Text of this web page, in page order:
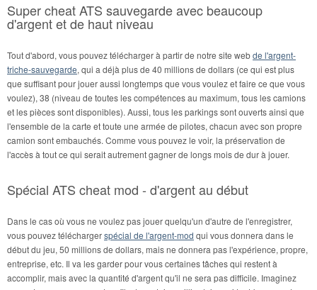
Super cheat ATS sauvegarde avec beaucoup
d'argent et de haut niveau
Tout d'abord, vous pouvez télécharger à partir de notre site webde l'argent-
triche-sauvegarde, qui a déjà plus de 40 millions de dollars (ce qui est plus
que suffisant pour jouer aussi longtemps que vous voulez et faire ce que vous
voulez), 38 (niveau de toutes les compétences au maximum, tous les camions
et les pièces sont disponibles). Aussi, tous les parkings sont ouverts ainsi que
l'ensemble de la carte et toute une armée de pilotes, chacun avec son propre
camion sont embauchés. Comme vous pouvez le voir, la préservation de
l'accès à tout ce qui serait autrement gagner de longs mois de dur à jouer.
Spécial ATS cheat mod - d'argent au début
Dans le cas où vous ne voulez pas jouer quelqu'un d'autre de l'enregistrer,
vous pouvez téléchargerspécial de l'argent-mod qui vous donnera dans le
début du jeu, 50 millions de dollars, mais ne donnera pas l'expérience, propre,
entreprise, etc. Il va les garder pour vous certaines tâches qui restent à
accomplir, mais avec la quantité d'argent qu'il ne sera pas difficile. Imaginez